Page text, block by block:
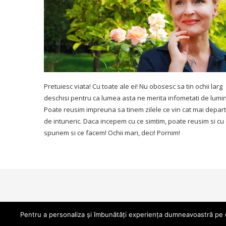
Pretuiesc viata! Cu toate ale ei! Nu obosesc sa tin ochii larg
deschisi pentru ca lumea asta ne merita infometati de
Poate reusim impreuna sa tinem zilele ce vin cat mai
de intuneric. Daca incepem cu ce simtim, poate reusim si cu
spunem si ce facem! Ochii mari, deci! Pornim!
Pentru a personaliza și îmbunătăți experiența dumneavoastră